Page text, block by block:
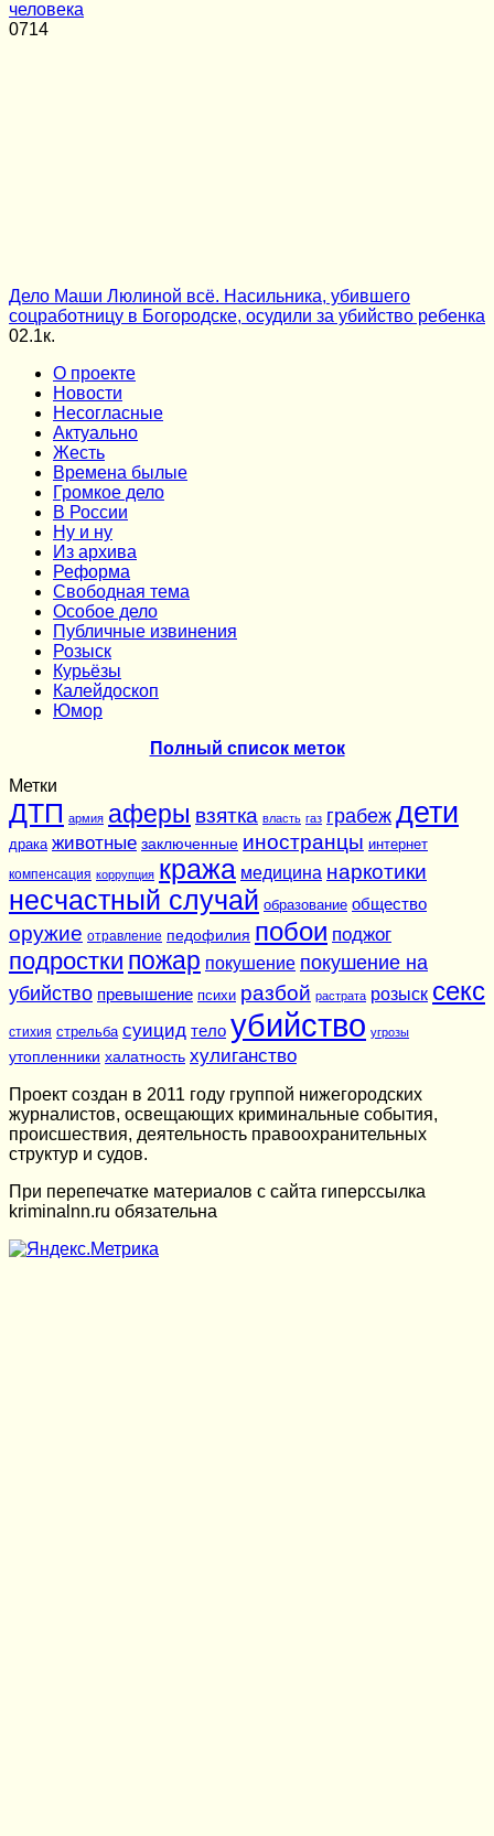
человека
0714
Дело Маши Люлиной всё. Насильника, убившего
соцработницу в Богородске, осудили за убийство ребенка
02.1к.
О проекте
Новости
Несогласные
Актуально
Жесть
Времена былые
Громкое дело
В России
Ну и ну
Из архива
Реформа
Cвободная тема
Особое дело
Публичные извинения
Розыск
Курьёзы
Калейдоскоп
Юмор
Полный список меток
Метки
ДТП армия аферы взятка власть газ грабеж дети
драка животные заключенные иностранцы интернет
компенсация коррупция кража медицина наркотики
несчастный случай образование общество
оружие отравление педофилия побои поджог
подростки пожар покушение покушение на
убийство превышение психи разбой растрата розыск секс
стихия стрельба суицид тело убийство угрозы
утопленники халатность хулиганство
Проект создан в 2011 году группой нижегородских
журналистов, освещающих криминальные события,
происшествия, деятельность правоохранительных
структур и судов.
При перепечатке материалов c сайта гиперссылка
kriminalnn.ru обязательна